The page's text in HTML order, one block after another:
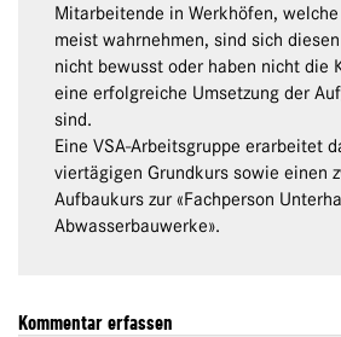
Mitarbeitende in Werkhöfen,
meist wahrnehmen, sind sich
nicht bewusst oder haben nicht die
eine erfolgreiche Umsetzung der
sind.
Eine VSA-Arbeitsgruppe erarbeitet
viertägigen Grundkurs sowie einen
Aufbaukurs zur «Fachperson
Abwasserbauwerke».
Kommentar erfassen